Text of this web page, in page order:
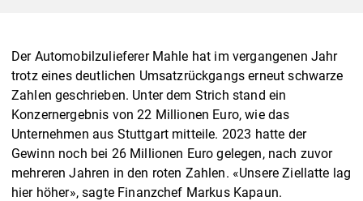
Der Automobilzulieferer Mahle hat im vergangenen Jahr
trotz eines deutlichen Umsatzrückgangs erneut schwarze
Zahlen geschrieben. Unter dem Strich stand ein
Konzernergebnis von 22 Millionen Euro, wie das
Unternehmen aus Stuttgart mitteile. 2023 hatte der
Gewinn noch bei 26 Millionen Euro gelegen, nach zuvor
mehreren Jahren in den roten Zahlen. «Unsere Ziellatte lag
hier höher», sagte Finanzchef Markus Kapaun.